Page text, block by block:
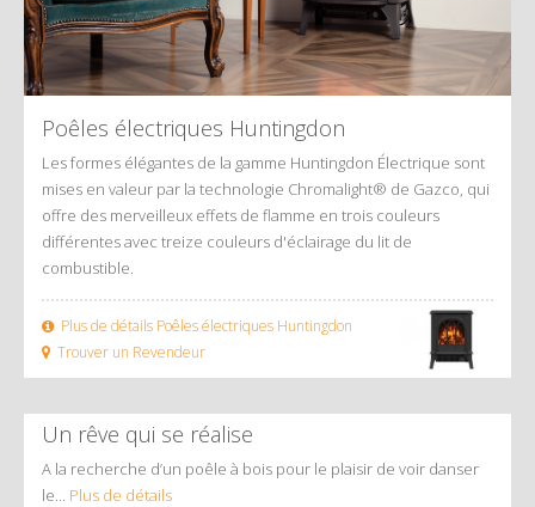
Poêles électriques Huntingdon
Les formes élégantes de la gamme Huntingdon Électrique sont
mises en valeur par la technologie Chromalight® de Gazco, qui
offre des merveilleux effets de flamme en trois couleurs
différentes avec treize couleurs d'éclairage du lit de
combustible.
Plus de détails Poêles électriques Huntingdon
Trouver un Revendeur
Un rêve qui se réalise
A la recherche d’un poêle à bois pour le plaisir de voir danser
le… Plus de détails